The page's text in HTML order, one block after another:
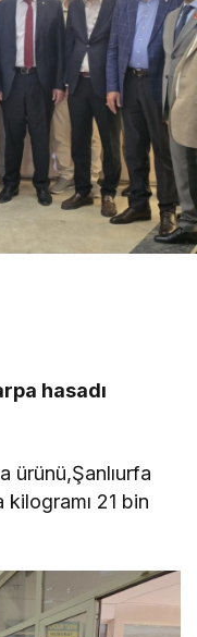
hasadı
ürünü,Şanlıurfa
kilogramı 21 bin